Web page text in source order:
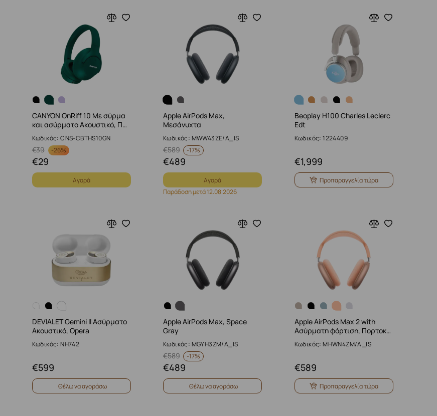
CANYON OnRiff 10 Με σύρμα
και ασύρματο Ακουστικό, Π…
Κωδικός: CNS-CBTHS10GN
39
€ -26%
29
€
Αγορά
Apple AirPods Max,
Μεσάνυχτα
Κωδικός: MWW43ZE/A_IS
589
€ -17%
489
€
Αγορά
Παράδοση μετά 12.08.2026
Beoplay H100 Charles Leclerc
Edt
Κωδικός: 1224409
1,999
€
Προπαραγγελία τώρα
DEVIALET Gemini II Ασύρματο
Ακουστικό, Opera
Κωδικός: NH742
599
€
Θέλω να αγοράσω
Apple AirPods Max, Space
Gray
Κωδικός: MGYH3ZM/A_IS
589
€ -17%
489
€
Θέλω να αγοράσω
Apple AirPods Max 2 with
Ασύρματη φόρτιση, Πορτοκ…
Κωδικός: MHWN4ZM/A_IS
589
€
Προπαραγγελία τώρα